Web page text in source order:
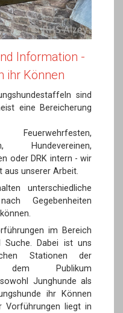
Information -
ihr Können
sind
eine Bereicherung
Hundevereinen,
oder DRK intern - wir
aus unserer Arbeit.
unterschiedliche
Gegebenheiten
im Bereich
Suche. Dabei ist uns
Stationen der
dem Publikum
Junghunde als
ihr Können
Vorführungen liegt in